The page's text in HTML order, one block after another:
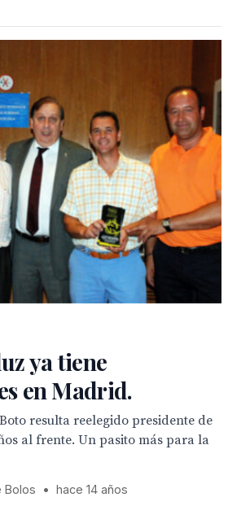
ya tiene
en Madrid.
resulta reelegido presidente de
al frente. Un pasito más para la
Bolos • hace 14 años